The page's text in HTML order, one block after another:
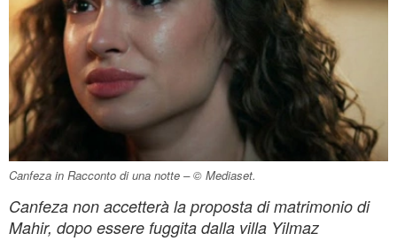
Canfeza in Racconto di una notte – © Mediaset.
Canfeza non accetterà la proposta di matrimonio di
Mahir, dopo essere fuggita dalla villa Yilmaz